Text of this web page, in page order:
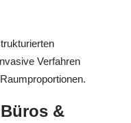
Verfahren
&